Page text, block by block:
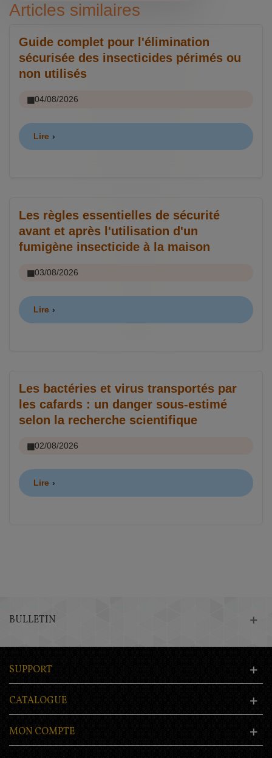
Articles similaires
Guide complet pour l'élimination
sécurisée des insecticides périmés ou
non utilisés
04/08/2026
Lire
Les règles essentielles de sécurité
avant et après l'utilisation d'un
fumigène insecticide à la maison
03/08/2026
Lire
Les bactéries et virus transportés par
les cafards : un danger sous-estimé
selon la recherche scientifique
02/08/2026
Lire
BULLETIN
SUPPORT
CATALOGUE
MON COMPTE